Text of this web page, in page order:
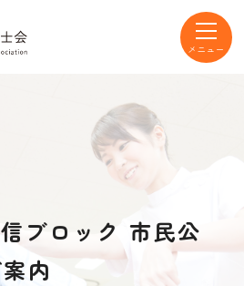
toggle
ブロック 市民公
内